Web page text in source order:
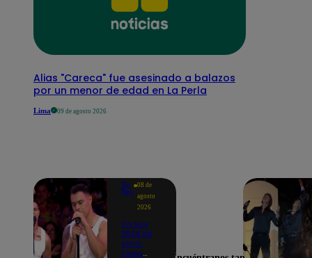
Alias "Careca" fue asesinado a balazos
por un menor de edad en La Perla
Lima 09 de agosto 2026
Yo
Soy
08 de
agosto
2026
Yo Soy
2026 EN
VIVO:
Favio